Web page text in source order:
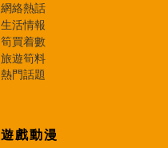
網絡熱話
生活情報
筍買着數
旅遊筍料
熱門話題
遊戲動漫